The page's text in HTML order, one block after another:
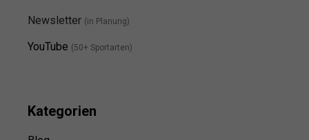
Newsletter (in Planung)
YouTube (50+ Sportarten)
Kategorien